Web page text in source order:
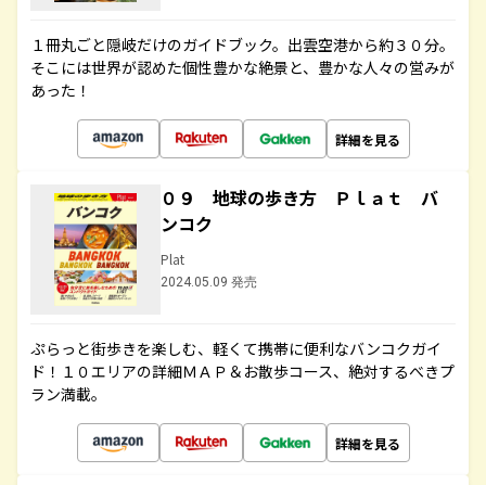
１冊丸ごと隠岐だけのガイドブック。出雲空港から約３０分。
そこには世界が認めた個性豊かな絶景と、豊かな人々の営みが
あった！
詳細を見る
０９ 地球の歩き方 Ｐｌａｔ バ
ンコク
Plat
2024.05.09 発売
ぷらっと街歩きを楽しむ、軽くて携帯に便利なバンコクガイ
ド！１０エリアの詳細ＭＡＰ＆お散歩コース、絶対するべきプ
ラン満載。
詳細を見る